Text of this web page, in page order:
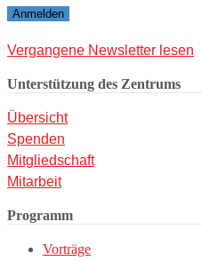
Vergangene Newsletter lesen
Unterstützung des Zentrums
Übersicht
Spenden
Mitgliedschaft
Mitarbeit
Programm
Vorträge